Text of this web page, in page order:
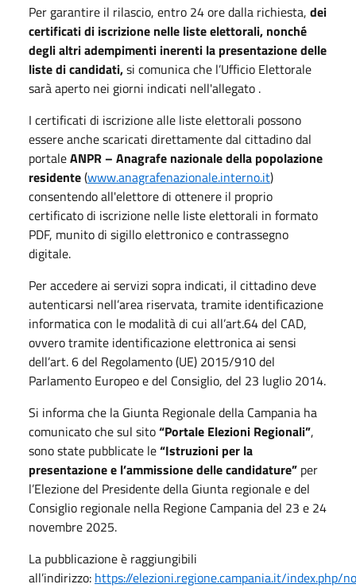
Per garantire il rilascio, entro 24 ore dalla richiesta, dei
certificati di iscrizione nelle liste elettorali, nonché
degli altri adempimenti inerenti la presentazione delle
liste di candidati,si comunica che l’Ufficio Elettorale
sarà aperto nei giorni indicati nell'allegato .
I certificati di iscrizione alle liste elettorali possono
essere anche scaricati direttamente dal cittadino dal
portaleANPR – Anagrafe nazionale della popolazione
residente(www.anagrafenazionale.interno.it)
consentendo all'elettore di ottenere il proprio
certificato di iscrizione nelle liste elettorali in formato
PDF, munito di sigillo elettronico e contrassegno
digitale.
Per accedere ai servizi sopra indicati, il cittadino deve
autenticarsi nell’area riservata, tramite identificazione
informatica con le modalità di cui all’art.64 del CAD,
ovvero tramite identificazione elettronica ai sensi
dell’art. 6 del Regolamento (UE) 2015/910 del
Parlamento Europeo e del Consiglio, del 23 luglio 2014.
Si informa che la Giunta Regionale della Campania ha
comunicato che sul sito“Portale Elezioni Regionali”,
sono state pubblicate le“Istruzioni per la
presentazione e l’ammissione delle candidature” per
l’Elezione del Presidente della Giunta regionale e del
Consiglio regionale nella Regione Campania del 23 e 24
novembre 2025.
La pubblicazione è raggiungibili
all’indirizzo: https://elezioni.regione.campania.it/index.php/